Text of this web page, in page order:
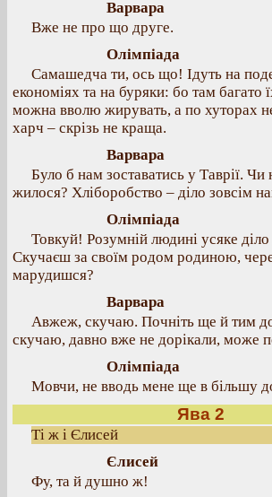
Варвара
Вже не про що друге.
Олімпіада
Самашедча ти, ось що! Ідуть на
економіях та на буряки: бо там багато
можна вволю жирувать, а по хуторах
харч – скрізь не краща.
Варвара
Було б нам зоставатись у Таврії.
жилося? Хліборобство – діло зовсім
Олімпіада
Товкуй! Розумній людині усяке
Скучаєш за своїм родом родиною,
марудишся?
Варвара
Авжеж, скучаю. Почніть ще й тим
скучаю, давно вже не дорікали, може
Олімпіада
Мовчи, не вводь мене ще в більшу
Ява 2
Ті ж і Єлисей
Єлисей
Фу, та й душно ж!